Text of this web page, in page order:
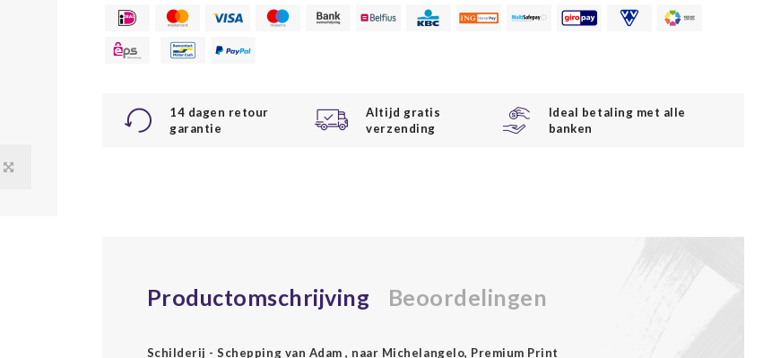
14 dagen retour
garantie
Altijd gratis
verzending
Ideal betaling met alle
banken
Productomschrijving Beoordelingen
Schilderij - Schepping van Adam , naar Michelangelo, Premium Print